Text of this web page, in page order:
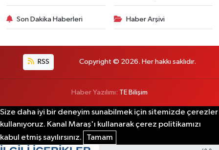
Son Dakika Haberleri Haber Arşivi
RSS Copyright © 2026. Her hakkı saklıdır.
Haber Yazılımı: TE Bilişim
Size daha iyi bir deneyim sunabilmek için sitemizde çerezler
kullanıyoruz. Kanal Maraş'ı kullanarak çerez politikamızı
kabul etmiş sayılırsınız.
Tamam